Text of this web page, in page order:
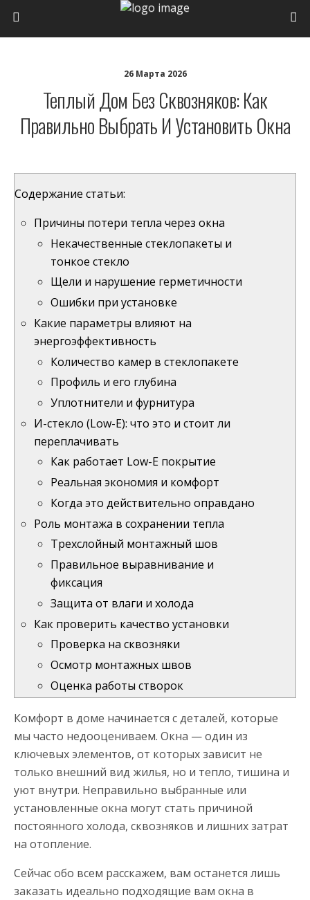
26 Марта 2026
Теплый Дом Без Сквозняков: Как
Правильно Выбрать И Установить Окна
Содержание статьи:
Причины потери тепла через окна
Некачественные стеклопакеты и
тонкое стекло
Щели и нарушение герметичности
Ошибки при установке
Какие параметры влияют на
энергоэффективность
Количество камер в стеклопакете
Профиль и его глубина
Уплотнители и фурнитура
И-стекло (Low-E): что это и стоит ли
переплачивать
Как работает Low-E покрытие
Реальная экономия и комфорт
Когда это действительно оправдано
Роль монтажа в сохранении тепла
Трехслойный монтажный шов
Правильное выравнивание и
фиксация
Защита от влаги и холода
Как проверить качество установки
Проверка на сквозняки
Осмотр монтажных швов
Оценка работы створок
Комфорт в доме начинается с деталей, которые
мы часто недооцениваем. Окна — один из
ключевых элементов, от которых зависит не
только внешний вид жилья, но и тепло, тишина и
уют внутри. Неправильно выбранные или
установленные окна могут стать причиной
постоянного холода, сквозняков и лишних затрат
на отопление.
Сейчас обо всем расскажем, вам останется лишь
заказать идеально подходящие вам окна в